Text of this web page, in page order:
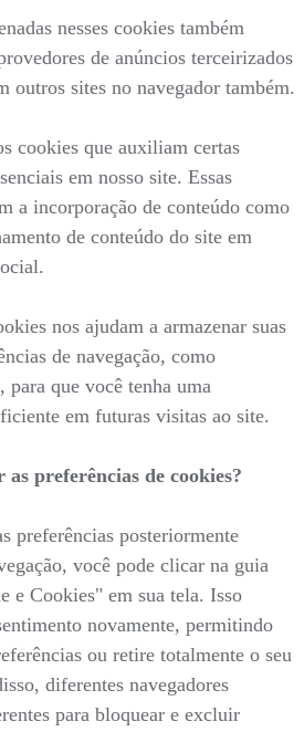
nesses cookies também
de anúncios terceirizados
outros sites no navegador também.
cookies que auxiliam certas
em nosso site. Essas
a incorporação de conteúdo como
de conteúdo do site em
nos ajudam a armazenar suas
de navegação, como
para que você tenha uma
em futuras visitas ao site.
preferências de cookies?
preferências posteriormente
você pode clicar na guia
e Cookies" em sua tela. Isso
novamente, permitindo
ou retire totalmente o seu
diferentes navegadores
para bloquear e excluir